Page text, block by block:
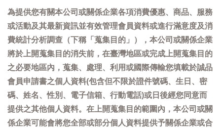
為提供您有關本公司或關係企業各項消費優惠、商品、服務
或活動及其最新資訊並有效管理會員資料或進行滿意度及消
費統計分析調查（下稱「蒐集目的」），本公司或關係企業
將於上開蒐集目的消失前，在臺灣地區或完成上開蒐集目的
之必要地區內，蒐集、處理、利用或國際傳輸您填載於誠品
會員申請書之個人資料(包含但不限於證件號碼、生日、密
碼、姓名、性別、電子信箱、行動電話)或日後經您同意而
提供之其他個人資料。在上開蒐集目的範圍內，本公司或關
係企業可能會將您全部或部分個人資料提供予關係企業或合